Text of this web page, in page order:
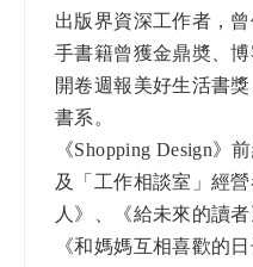
出版界資深工作者，
手書籍曾獲金鼎奬、
開卷週報美好生活書
書系。
《Shopping Design》
及「工作相談室」經
人》、《給未來的讀
《和媽媽互相喜歡的